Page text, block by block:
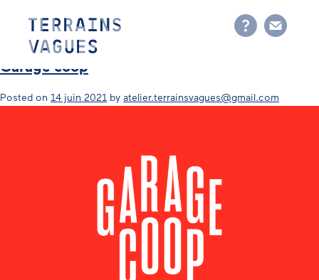
content
Étiquette :2020
Garage coop
Posted on 14 juin 2021 by atelier.terrainsvagues@gmail.com